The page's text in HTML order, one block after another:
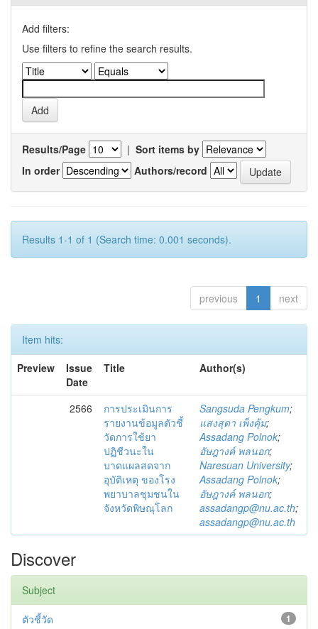
Add filters:
Use filters to refine the search results.
Results/Page | Sort items by
In order
Authors/record
Results 1-1 of 1 (Search time: 0.001 seconds).
previous 1 next
Item hits:
Preview
Issue
Date
Title Author(s)
2566
การประเมินการ
รายงานข้อมูลตัวชี้
วัดการใช้ยา
ปฏิชีวนะใน
บาดแผลสดจาก
อุบัติเหตุ ของโรง
พยาบาลชุมชนใน
จังหวัดพิษณุโลก
Sangsuda Pengkum;
แสงสุดา เพ็งคุ้ม;
Assadang Polnok;
อัษฎางค์ พลนอก;
Naresuan University;
Assadang Polnok;
อัษฎางค์ พลนอก;
assadangp@nu.ac.th;
assadangp@nu.ac.th
Discover
Subject
1
ตัวชี้วัด